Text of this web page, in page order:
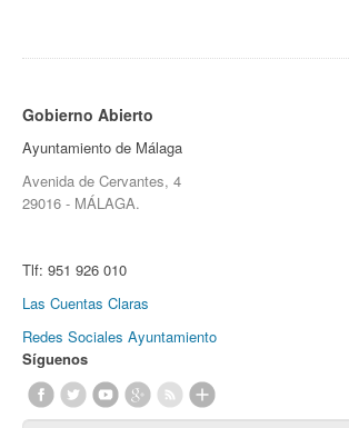
Gobierno Abierto
Ayuntamiento de Málaga
Avenida de Cervantes, 4
29016 - MÁLAGA.
Tlf: 951 926 010
Las Cuentas Claras
Redes Sociales Ayuntamiento
Síguenos